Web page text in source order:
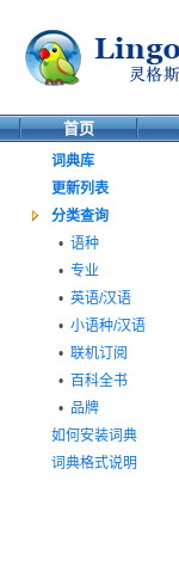
首页
词典库
更新列表
分类查询
• 语种
• 专业
• 英语/汉语
• 小语种/汉语
• 联机订阅
• 百科全书
• 品牌
如何安装词典
词典格式说明